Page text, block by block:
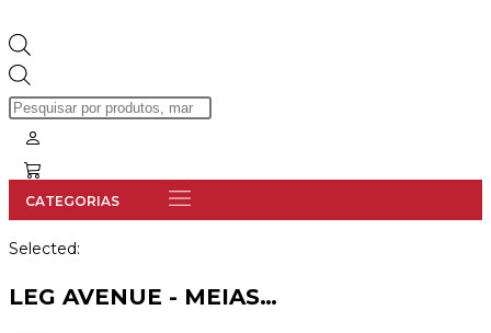
search
Selected:
LEG AVENUE - MEIAS…